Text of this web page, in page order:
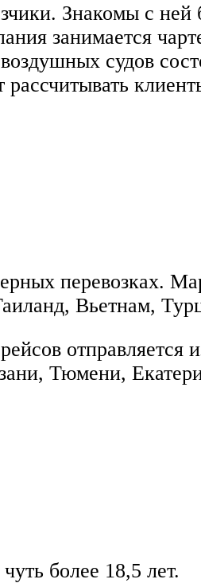
Знакомы с ней
занимается
судов
рассчитывать
перевозках.
Вьетнам,
отправляется
Тюмени,
более 18,5 лет.